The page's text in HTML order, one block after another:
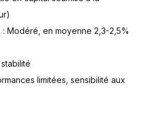
: Modéré, en moyenne 2,3-2,5%
limitées, sensibilité aux